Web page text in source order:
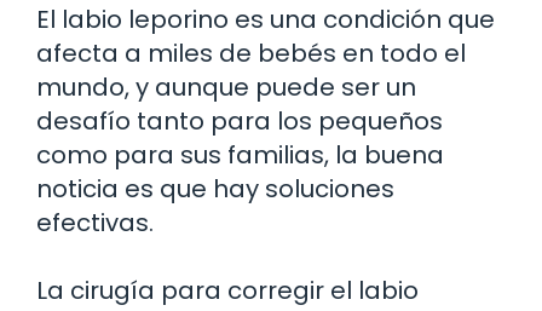
El labio leporino es una condición que
afecta a miles de bebés en todo el
mundo, y aunque puede ser un
desafío tanto para los pequeños
como para sus familias, la buena
noticia es que hay soluciones
efectivas.
La cirugía para corregir el labio